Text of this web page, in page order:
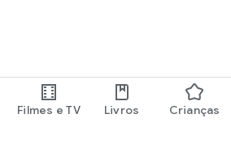
Filmes e TV Livros Crianças